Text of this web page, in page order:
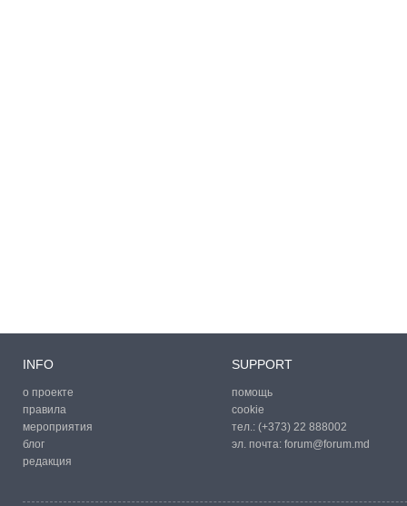
INFO
о проекте
правила
мероприятия
блог
редакция
SUPPORT
помощь
cookie
тел.: (+373) 22 888002
эл. почта: forum@forum.md